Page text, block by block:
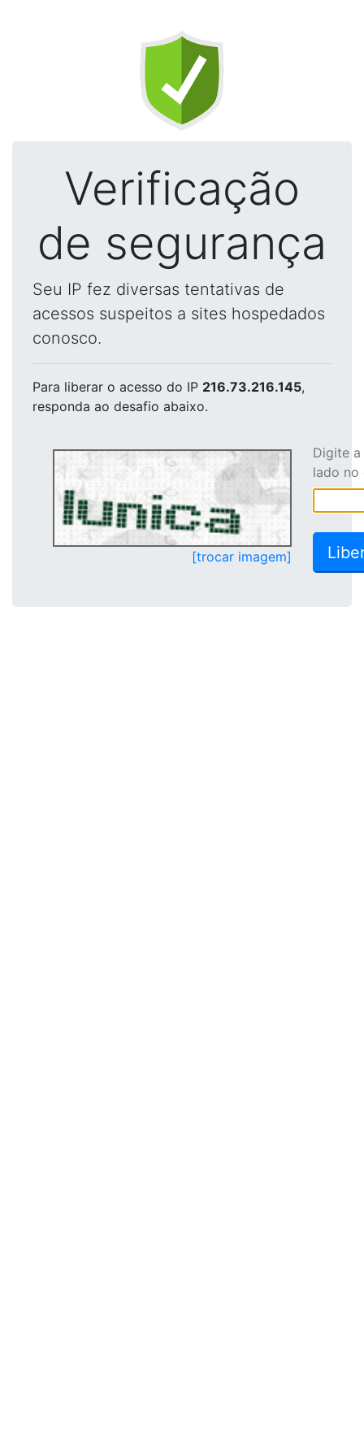
Verificação
de segurança
Seu IP fez diversas tentativas de
acessos suspeitos a sites hospedados
conosco.
Para liberar o acesso do IP 216.73.216.145,
responda ao desafio abaixo.
[trocar imagem]
Digite
lado no